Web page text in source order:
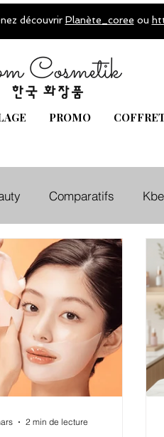
découvrir Planète_coree ou
PROMO
Comparatifs
2 min de lecture